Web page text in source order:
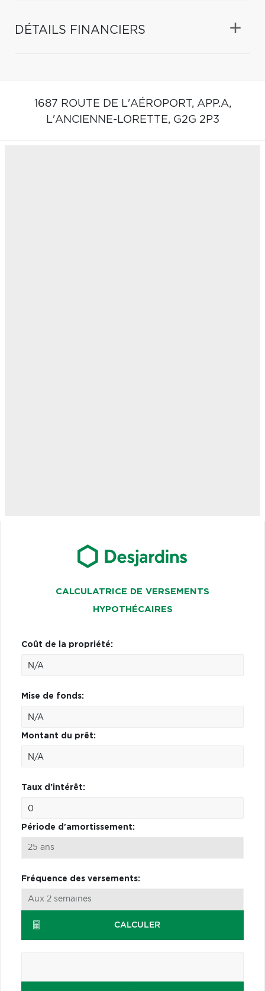
DÉTAILS FINANCIERS
1687 ROUTE DE L'AÉROPORT, APP.A,
L'ANCIENNE-LORETTE, G2G 2P3
CALCULATRICE DE VERSEMENTS
HYPOTHÉCAIRES
Coût de la propriété:
Mise de fonds:
Montant du prêt:
Taux d'intérêt:
Période d'amortissement:
Fréquence des versements:
CALCULER